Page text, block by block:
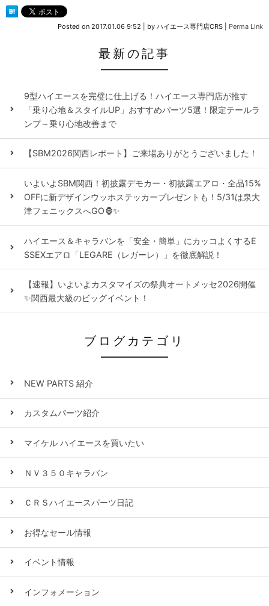
Posted on 2017.01.06 9:52 by ハイエース専門店CRS Perma Link
最新の記事
9型ハイエースを完璧に仕上げる！ハイエース専門店が推す
「乗り心地＆スタイルUP」おすすめパーツ5選！限定テールラ
ンプ～乗り心地改善まで
【SBM2026関西レポート】ご来場ありがとうございました！
いよいよSBM関西！初披露デモカー・初披露エアロ・全品15%
OFFに新デザインウッホステッカープレゼントも！5/31は泉大
津フェニックスへGO🦍✨
ハイエース＆キャラバンを「安全・簡単」にカッコよくするE
SSEXエアロ「LEGARE（レガーレ）」を徹底解説！
【速報】いよいよカスタマイズの祭典オートメッセ2026開催
✨関西最大級のビッグイベント！
ブログカテゴリ
NEW PARTS 紹介
カスタムパーツ紹介
マイケル ハイエースを買いたい
ＮＶ３５０キャラバン
ＣＲＳハイエースパーツ日記
お得なセール情報
イベント情報
インフォメーション